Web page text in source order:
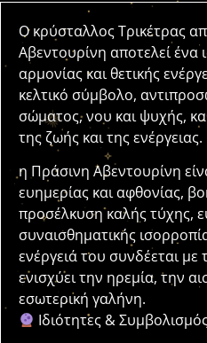
Ο κρύσταλλος Τρικέτρας
Αβεντουρίνη αποτελεί
αρμονίας και θετικής
κελτικό σύμβολο,
σώματος, νου και ψυχής,
της ζωής και της ενέργειας.
η Πράσινη Αβεντουρίνη
ευημερίας και αφθονίας,
προσέλκυση καλής τύχης,
συναισθηματικής
ενέργειά του συνδέεται με
ενισχύει την ηρεμία, την
εσωτερική γαλήνη.
Ιδιότητες &